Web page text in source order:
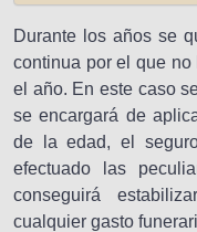
Durante los años se
continua por el que
el año. En este caso
se encargará de
de la edad, el
efectuado las
conseguirá
cualquier gasto